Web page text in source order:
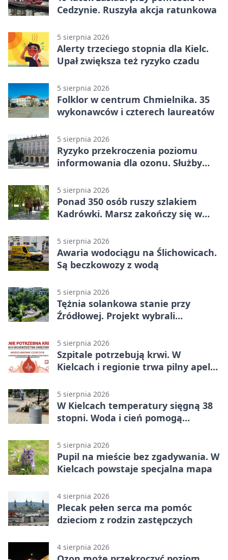
Cedzynie. Ruszyła akcja ratunkowa
5 sierpnia 2026
Alerty trzeciego stopnia dla Kielc.
Upał zwiększa też ryzyko czadu
5 sierpnia 2026
Folklor w centrum Chmielnika. 35
wykonawców i czterech laureatów
5 sierpnia 2026
Ryzyko przekroczenia poziomu
informowania dla ozonu. Służby
5 sierpnia 2026
Ponad 350 osób ruszy szlakiem
Kadrówki. Marsz zakończy się w
5 sierpnia 2026
Awaria wodociągu na Ślichowicach.
Są beczkowozy z wodą
5 sierpnia 2026
Tężnia solankowa stanie przy
Źródłowej. Projekt wybrali
5 sierpnia 2026
Szpitale potrzebują krwi. W
Kielcach i regionie trwa pilny apel
5 sierpnia 2026
W Kielcach temperatury sięgną 38
stopni. Woda i cień pomogą
5 sierpnia 2026
Pupil na mieście bez zgadywania. W
Kielcach powstaje specjalna mapa
4 sierpnia 2026
Plecak pełen serca ma pomóc
dzieciom z rodzin zastępczych
4 sierpnia 2026